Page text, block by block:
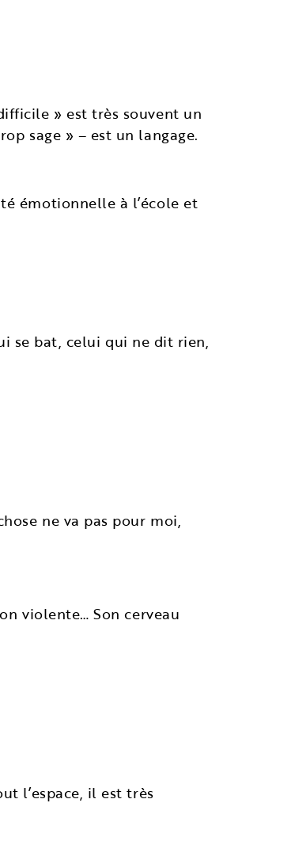
» est très souvent un
sage » – est un langage.
émotionnelle à l’école et
se bat, celui qui ne dit rien,
ne va pas pour moi,
violente… Son cerveau
l’espace, il est très